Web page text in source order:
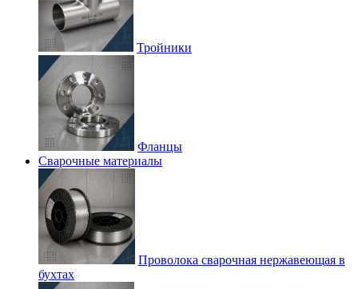
Тройники
Фланцы
Сварочные материалы
Проволока сварочная нержавеющая в
бухтах